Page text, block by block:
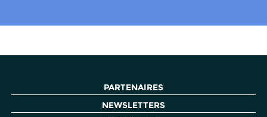
PARTENAIRES
NEWSLETTERS